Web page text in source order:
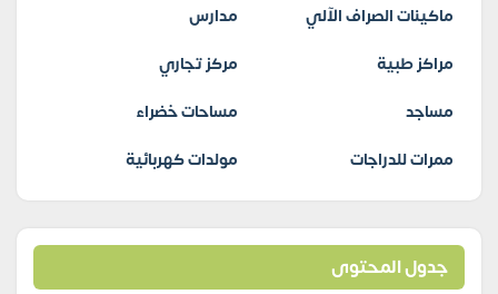
ماكينات الصراف الآلي
مدارس
مراكز طبية
مركز تجاري
مساجد
مساحات خضراء
ممرات للدراجات
مولدات كهربائية
جدول المحتوى